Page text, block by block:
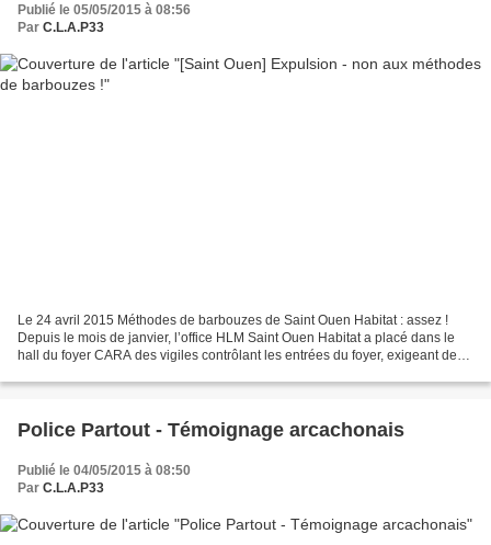
Publié le 05/05/2015 à 08:56
Par C.L.A.P33
Le 24 avril 2015 Méthodes de barbouzes de Saint Ouen Habitat : assez !
Depuis le mois de janvier, l’office HLM Saint Ouen Habitat a placé dans le
hall du foyer CARA des vigiles contrôlant les entrées du foyer, exigeant des
Police Partout - Témoignage arcachonais
Publié le 04/05/2015 à 08:50
Par C.L.A.P33